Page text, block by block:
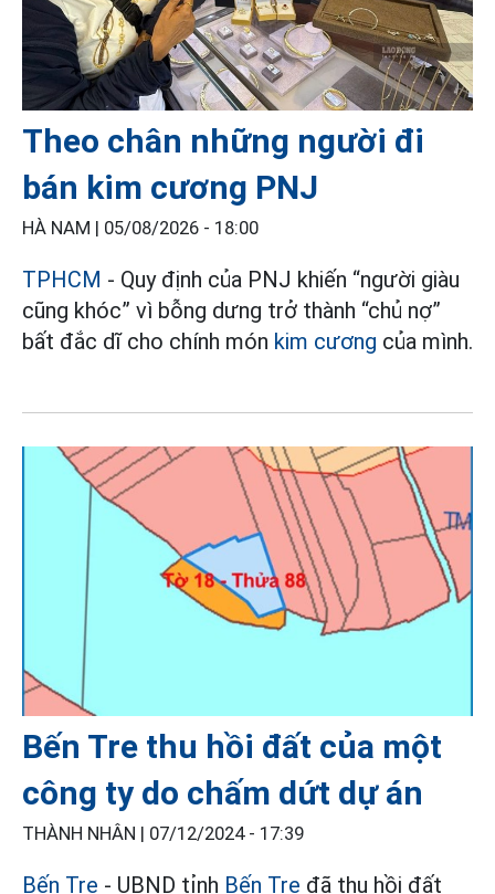
Theo chân những người đi
bán kim cương PNJ
HÀ NAM | 05/08/2026 - 18:00
TPHCM - Quy định của PNJ khiến “người giàu
cũng khóc” vì bỗng dưng trở thành “chủ nợ”
bất đắc dĩ cho chính món kim cương của mình.
Bến Tre thu hồi đất của một
công ty do chấm dứt dự án
THÀNH NHÂN | 07/12/2024 - 17:39
Bến Tre - UBND tỉnh Bến Tre đã thu hồi đất